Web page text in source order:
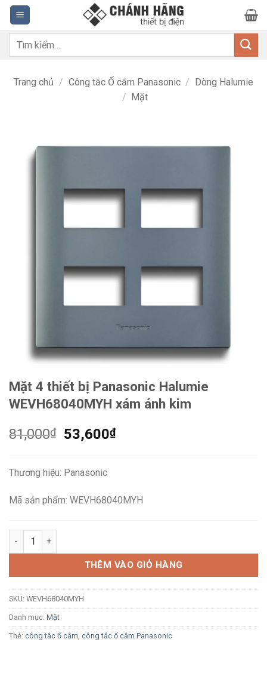
Bỏ
qua
nội
dung
Tìm
Trang chủ / Công tắc Ổ cắm Panasonic / Dòng Halumie
/ Mặt
Mặt 4 thiết bị Panasonic Halumie
WEVH68040MYH xám ánh kim
81,000₫
Giá
81,000₫.
53,600₫Giá
Thương hiệu: Panasonic
Mã sản phẩm: WEVH68040MYH
Mặt 4 thiết bị Panasonic Halumie WEVH68040MYH xám ánh
THÊM VÀO GIỎ HÀNG
SKU: WEVH68040MYH
Danh mục: Mặt
Thẻ: công tắc ổ cắm công tắc ổ cắm Panasonic